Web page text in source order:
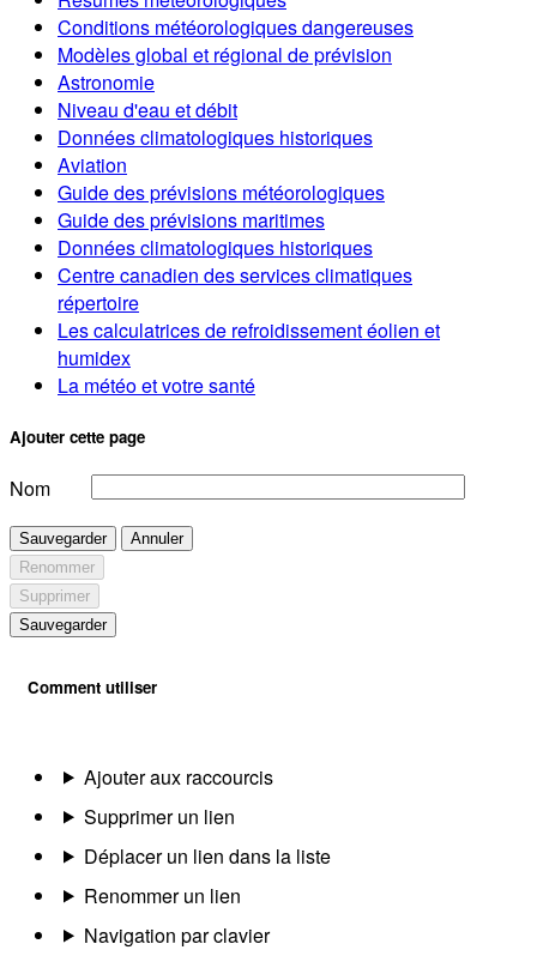
Conditions météorologiques dangereuses
Modèles global et régional de prévision
Astronomie
Niveau d'eau et débit
Données climatologiques historiques
Aviation
Guide des prévisions météorologiques
Guide des prévisions maritimes
Données climatologiques historiques
Centre canadien des services climatiques
répertoire
Les calculatrices de refroidissement éolien et
humidex
La météo et votre santé
Ajouter cette page
Nom
Sauvegarder
Annuler
Renommer
Supprimer
Sauvegarder
Comment utiliser
Ajouter aux raccourcis
Supprimer un lien
Déplacer un lien dans la liste
Renommer un lien
Navigation par clavier